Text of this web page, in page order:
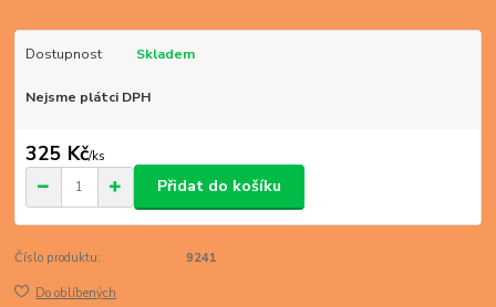
Dostupnost Skladem
Nejsme plátci DPH
325 Kč/ks
Přidat do košíku
Číslo produktu: 9241
Do oblíbených